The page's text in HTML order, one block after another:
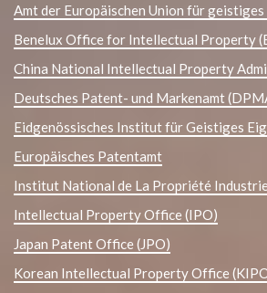
Amt der Europäischen Union für geistiges
Benelux Office for Intellectual Property
China National Intellectual Property
Deutsches Patent- und Markenamt
Eidgenössisches Institut für Geistiges
Europäisches Patentamt
Institut National de La Propriété
Intellectual Property Office (IPO)
Japan Patent Office (JPO)
Korean Intellectual Property Office